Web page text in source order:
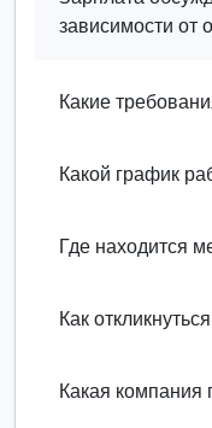
зависимости от
Какие
Какой график
Где находится
Как
Какая компания